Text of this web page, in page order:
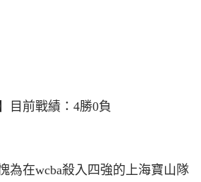
目前戰績：4勝0負
為在wcba殺入四強的上海寶山隊